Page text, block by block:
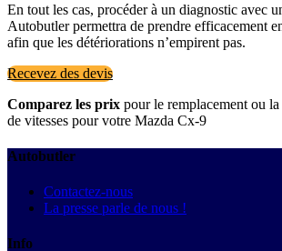
En tout les cas, procéder à un diagnostic avec
Autobutler permettra de prendre efficacement
afin que les détériorations n’empirent pas.
Recevez des devis
Comparez les prix pour le remplacement ou
de vitesses pour votre Mazda Cx-9
Autobutler
Contactez-nous
La presse parle de nous !
Info